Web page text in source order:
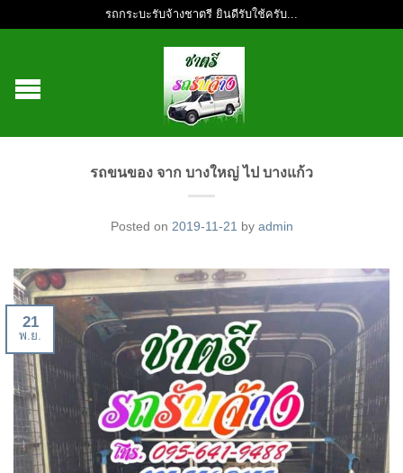
รถกระบะรับจ้างชาตรี ยินดีรับใช้ครับ...
รถขนของ จาก บางใหญ่ ไป บางแก้ว
Posted on 2019-11-21 by admin
21
พ.ย.